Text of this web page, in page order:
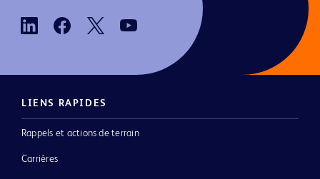
LIENS RAPIDES
Rappels et actions de terrain
Carrières